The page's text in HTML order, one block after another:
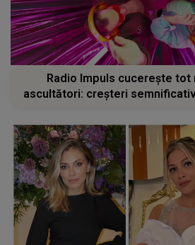
Radio Impuls cucerește tot
ascultători: creșteri